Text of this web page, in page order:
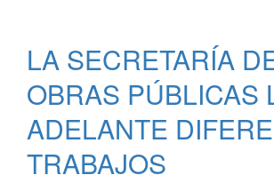
LA
VIVIENDA
PROVINCIAL
VISITARON
TRES
LOMAS
LA SECRETARÍA
OBRAS PÚBLICAS
ADELANTE
TRABAJOS